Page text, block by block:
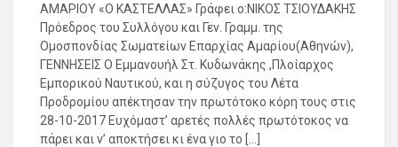
ΑΜΑΡΙΟΥ «Ο ΚΑΣΤΕΛΛΑΣ» Γράφει ο:ΝΙΚΟΣ ΤΣΙΟΥΔΑΚΗΣ
Πρόεδρος του Συλλόγου και Γεν. Γραμμ. της
Ομοσπονδίας Σωματείων Επαρχίας Αμαρίου(Αθηνών),
ΓΕΝΝΗΣΕΙΣ Ο Εμμανουήλ Στ. Κυδωνάκης ,Πλοίαρχος
Εμπορικού Ναυτικού, και η σύζυγος του Λέτα
Προδρομίου απέκτησαν την πρωτότοκο κόρη τους στις
28-10-2017 Ευχόμαστ’ αρετές πολλές πρωτότοκος να
πάρει και ν’ αποκτήσει κι ένα γιο το […]